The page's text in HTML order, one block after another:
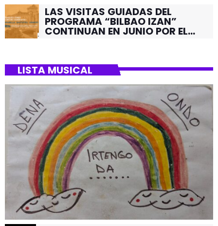
LAS VISITAS GUIADAS DEL
PROGRAMA “BILBAO IZAN”
CONTINUAN EN JUNIO POR EL
LISTA MUSICAL